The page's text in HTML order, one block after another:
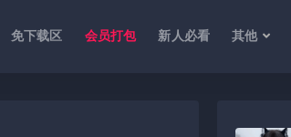
免下载区 会员打包 新人必看 其他